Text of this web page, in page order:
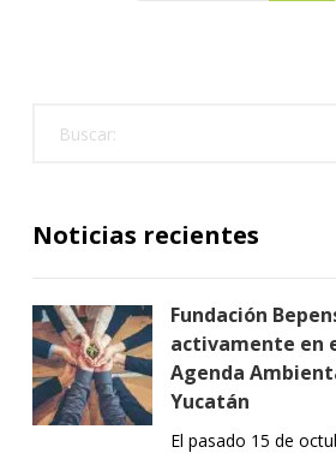
Noticias recientes
Fundación
activamente en
Agenda
Yucatán
El pasado 15 de